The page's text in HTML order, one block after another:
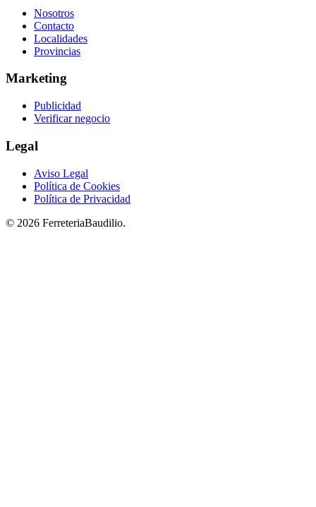
Nosotros
Contacto
Localidades
Provincias
Marketing
Publicidad
Verificar negocio
Legal
Aviso Legal
Política de Cookies
Política de Privacidad
© 2026 FerreteriaBaudilio.